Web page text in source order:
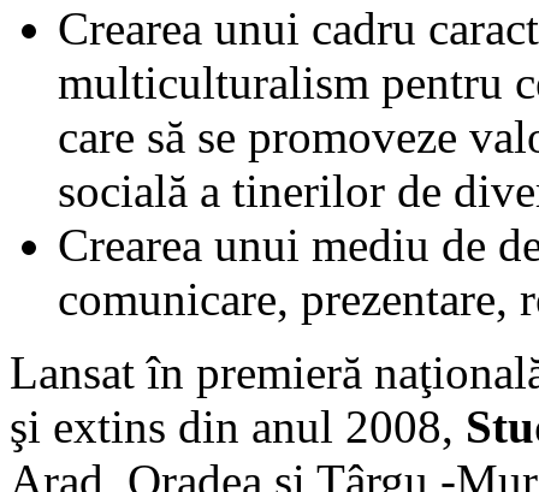
Crearea unui cadru
multiculturalism pentru
care să se promoveze
socială a tinerilor de
Crearea unui mediu de
comunicare, prezentare,
Lansat în premieră
şi extins din anul 2008,
Arad, Oradea şi Târgu -